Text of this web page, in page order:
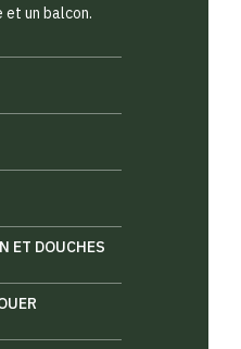
et un balcon.
ET DOUCHES